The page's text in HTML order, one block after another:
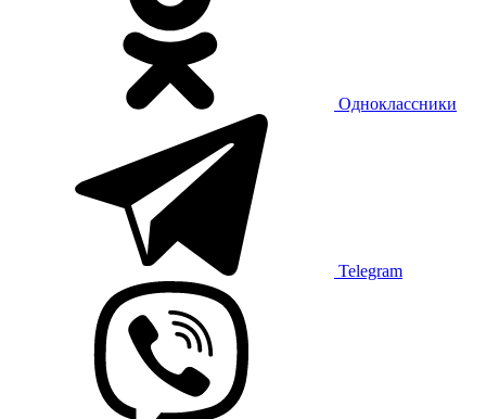
Одноклассники
Telegram